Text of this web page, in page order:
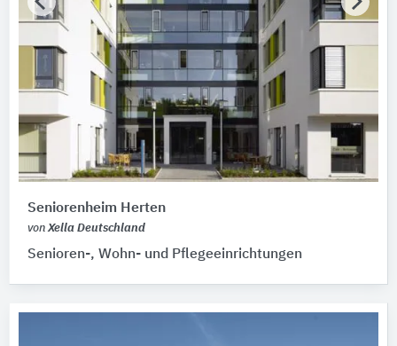
Seniorenheim Herten
von Xella Deutschland
Senioren-, Wohn- und Pflegeeinrichtungen